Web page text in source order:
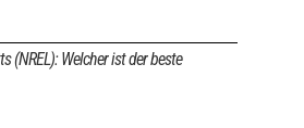
(NREL): Welcher ist der beste